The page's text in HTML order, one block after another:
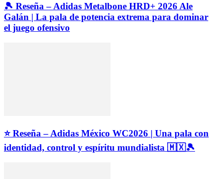
🎾 Reseña – Adidas Metalbone HRD+ 2026 Ale
Galán | La pala de potencia extrema para dominar
el juego ofensivo
⭐ Reseña – Adidas México WC2026 | Una pala con
identidad, control y espíritu mundialista 🇲🇽🎾